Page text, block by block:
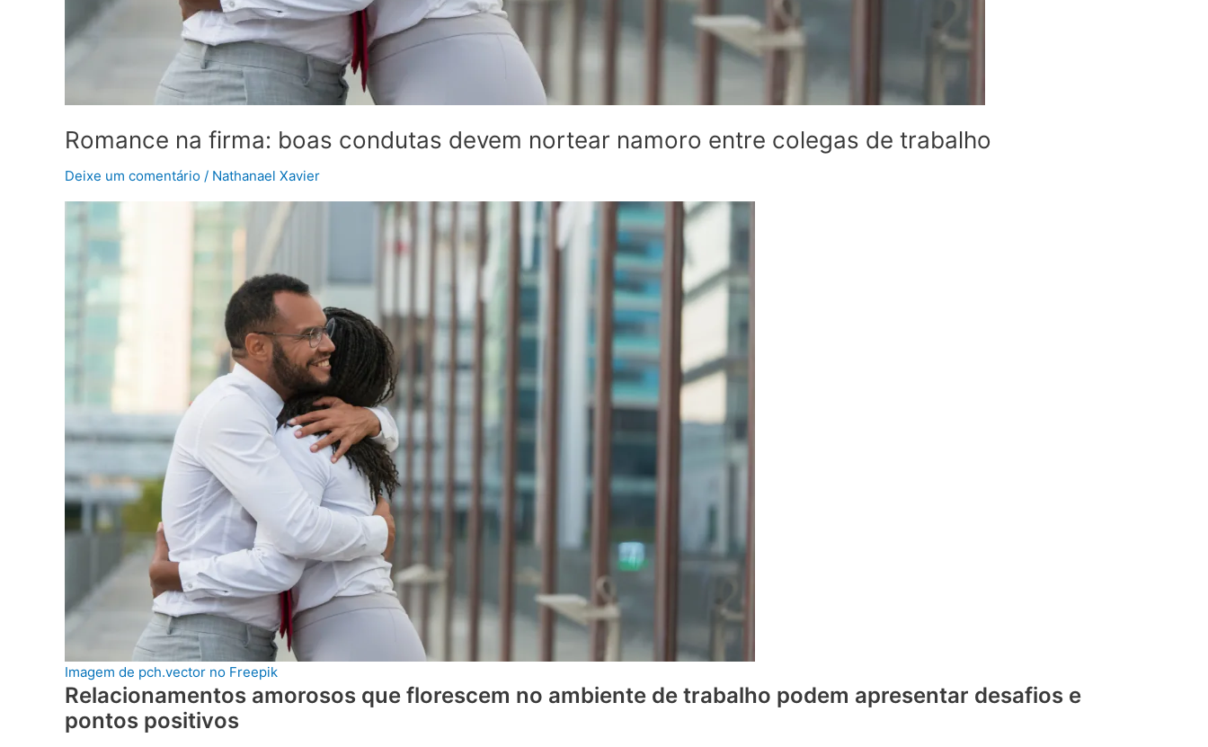
Romance na firma: boas condutas devem nortear namoro entre colegas de trabalho
Deixe um comentário / Nathanael Xavier
Imagem de pch.vector no Freepik
Relacionamentos amorosos que florescem no ambiente de trabalho podem apresentar desafios e
pontos positivos